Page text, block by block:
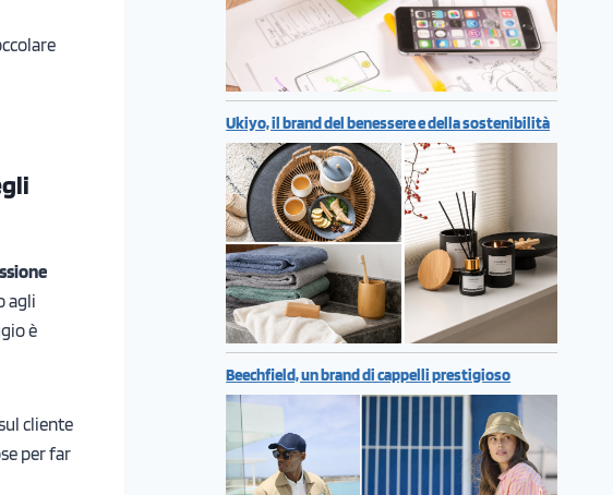
agli
è
cliente
per far
Ukiyo, il brand del benessere e della sostenibilità
Beechfield, un brand di cappelli prestigioso